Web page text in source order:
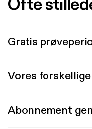
Ofte
Gratis
Vores
Abonnement